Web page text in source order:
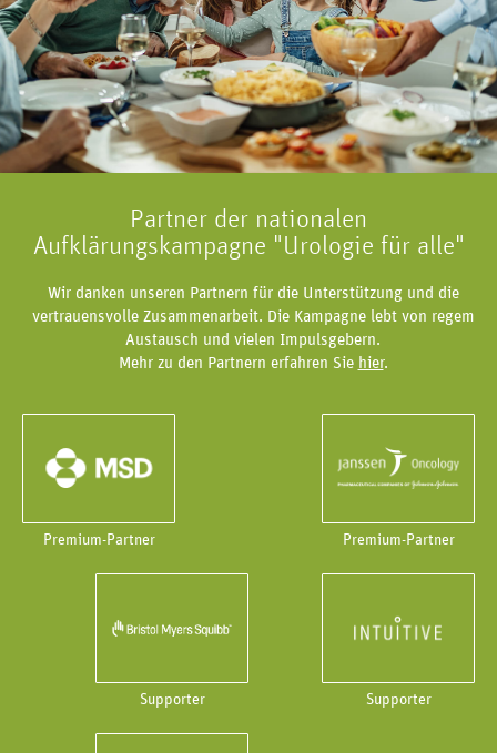
Partner der nationalen
Aufklärungskampagne "Urologie für alle"
Wir danken unseren Partnern für die Unterstützung und die
vertrauensvolle Zusammenarbeit. Die Kampagne lebt von regem
Austausch und vielen Impulsgebern.
Mehr zu den Partnern erfahren Sie hier.
Premium-Partner Premium-Partner
Supporter Supporter